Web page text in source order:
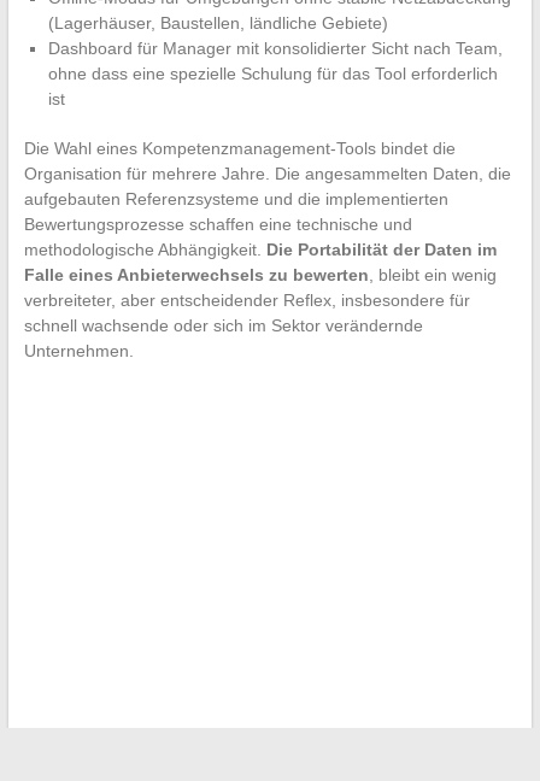
(Lagerhäuser, Baustellen, ländliche Gebiete)
Dashboard für Manager mit konsolidierter Sicht nach Team,
ohne dass eine spezielle Schulung für das Tool erforderlich
ist
Die Wahl eines Kompetenzmanagement-Tools bindet die
Organisation für mehrere Jahre. Die angesammelten Daten, die
aufgebauten Referenzsysteme und die implementierten
Bewertungsprozesse schaffen eine technische und
methodologische Abhängigkeit. Die Portabilität der Daten im
Falle eines Anbieterwechsels zu bewerten, bleibt ein wenig
verbreiteter, aber entscheidender Reflex, insbesondere für
schnell wachsende oder sich im Sektor verändernde
Unternehmen.